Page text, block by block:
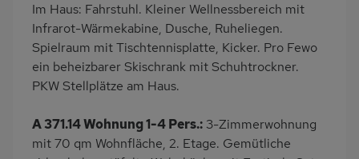
Im Haus: Fahrstuhl. Kleiner Wellnessbereich mit
Infrarot-Wärmekabine, Dusche, Ruheliegen.
Spielraum mit Tischtennisplatte, Kicker. Pro Fewo
ein beheizbarer Skischrank mit Schuhtrockner.
PKW Stellplätze am Haus.
A 371.14 Wohnung 1-4 Pers.: 3-Zimmerwohnung
mit 70 qm Wohnfläche, 2. Etage. Gemütliche